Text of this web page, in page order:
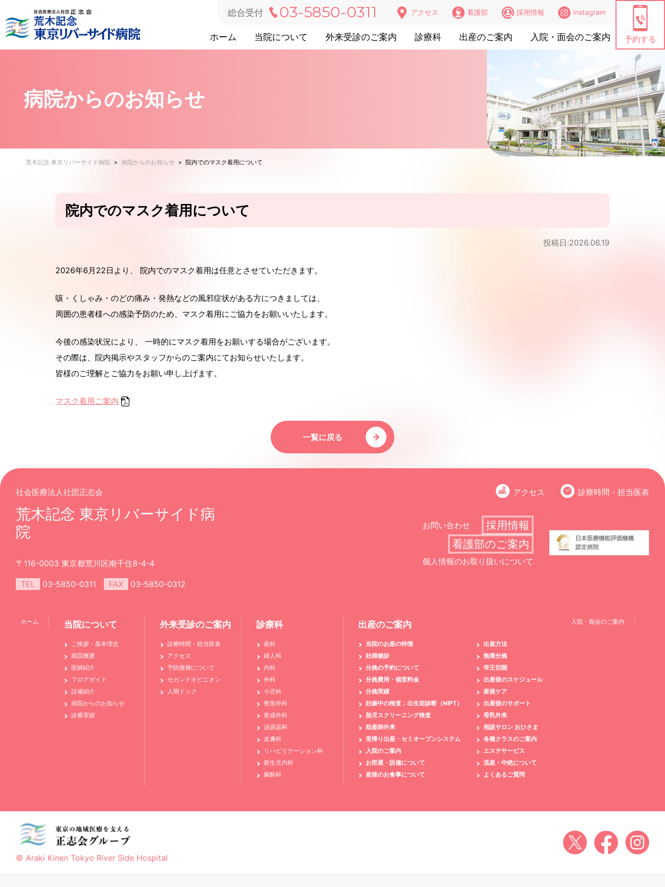
総合受付 03-5850-0311 アクセス 看護部 採用情報 Instagram
ホーム 当院について 外来受診のご案内 診療科 出産のご案内 入院・面会のご案内 予約する
病院からのお知らせ
荒木記念 東京リバーサイド病院 > 病院からのお知らせ > 院内でのマスク着用について
院内でのマスク着用について
投稿日:2026.06.19
2026年6月22日より、 院内でのマスク着用は任意とさせていただきます。
咳・くしゃみ・のどの痛み・発熱などの風邪症状がある方につきましては、
周囲の患者様への感染予防のため、マスク着用にご協力をお願いいたします。
今後の感染状況により、 一時的にマスク着用をお願いする場合がございます。
その際は、院内掲示やスタッフからのご案内にてお知らせいたします。
皆様のご理解とご協力をお願い申し上げます。
マスク着用ご案内
一覧に戻る
社会医療法人社団正志会
荒木記念 東京リバーサイド病
院
〒116-0003 東京都荒川区南千住8-4-4
TEL 03-5850-0311 FAX 03-5850-0312
アクセス 診療時間・担当医表
お問い合わせ
採用情報
看護部のご案内
個人情報のお取り扱いについて
ホーム 当院について
ご挨拶・基本理念
病院概要
医師紹介
フロアガイド
設備紹介
病院からのお知らせ
診療実績
外来受診のご案内
診療時間・担当医表
アクセス
予防接種について
セカンドオピニオン
人間ドック
診療科
産科
婦人科
内科
外科
小児科
整形外科
形成外科
泌尿器科
皮膚科
リハビリテーション科
新生児内科
麻酔科
出産のご案内
当院のお産の特徴
妊婦健診
分娩の予約について
分娩費用・個室料金
分娩実績
妊娠中の検査：出生前診断（NIPT）
胎児スクリーニング検査
助産師外来
里帰り出産・セミオープンシステム
入院のご案内
お部屋・設備について
産後のお食事について
出産方法
無痛分娩
帝王切開
出産後のスケジュール
産後ケア
出産後のサポート
母乳外来
相談サロン おひさま
各種クラスのご案内
エステサービス
流産・中絶について
よくあるご質問
入院・面会のご案内
© Araki Kinen Tokyo River Side Hospital